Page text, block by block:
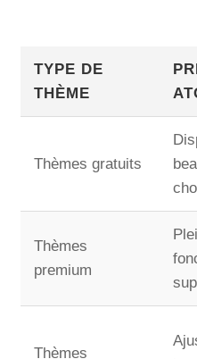
TYPE DE
THÈME
Thèmes gratuits
Thèmes
premium
Thèmes